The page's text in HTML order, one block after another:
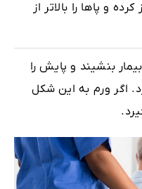
و پاها را بالاتر از
بنشیند و پایش را
اگر ورم به این شکل